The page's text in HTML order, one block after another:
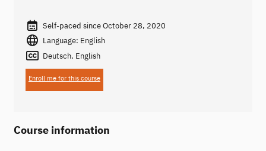
Self-paced since October 28, 2020
Language: English
Deutsch, English
Enroll me for this course
Course information